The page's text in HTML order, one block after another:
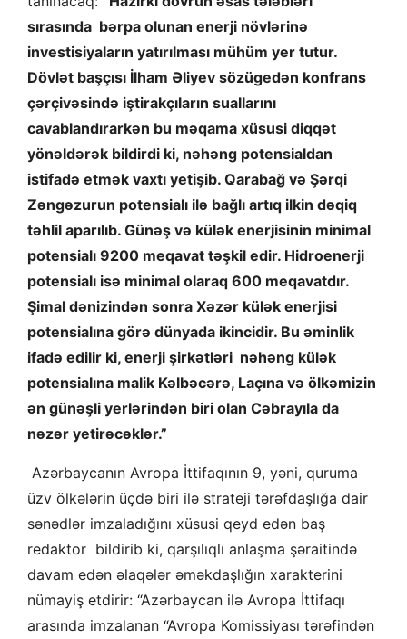
sırasında bərpa olunan enerji növlərinə
investisiyaların yatırılması mühüm yer tutur.
Dövlət başçısı İlham Əliyev sözügedən konfrans
çərçivəsində iştirakçıların suallarını
cavablandırarkən bu məqama xüsusi diqqət
yönəldərək bildirdi ki, nəhəng potensialdan
istifadə etmək vaxtı yetişib. Qarabağ və Şərqi
Zəngəzurun potensialı ilə bağlı artıq ilkin dəqiq
təhlil aparılıb. Günəş və külək enerjisinin minimal
potensialı 9200 meqavat təşkil edir. Hidroenerji
potensialı isə minimal olaraq 600 meqavatdır.
Şimal dənizindən sonra Xəzər külək enerjisi
potensialına görə dünyada ikincidir. Bu əminlik
ifadə edilir ki, enerji şirkətləri nəhəng külək
potensialına malik Kəlbəcərə, Laçına və ölkəmizin
ən günəşli yerlərindən biri olan Cəbrayıla da
nəzər yetirəcəklər.”
Azərbaycanın Avropa İttifaqının 9, yəni, quruma
üzv ölkələrin üçdə biri ilə strateji tərəfdaşlığa dair
sənədlər imzaladığını xüsusi qeyd edən baş
redaktor bildirib ki, qarşılıqlı anlaşma şəraitində
davam edən əlaqələr əməkdaşlığın xarakterini
nümayiş etdirir: “Azərbaycan ilə Avropa İttifaqı
arasında imzalanan “Avropa Komissiyası tərəfindən